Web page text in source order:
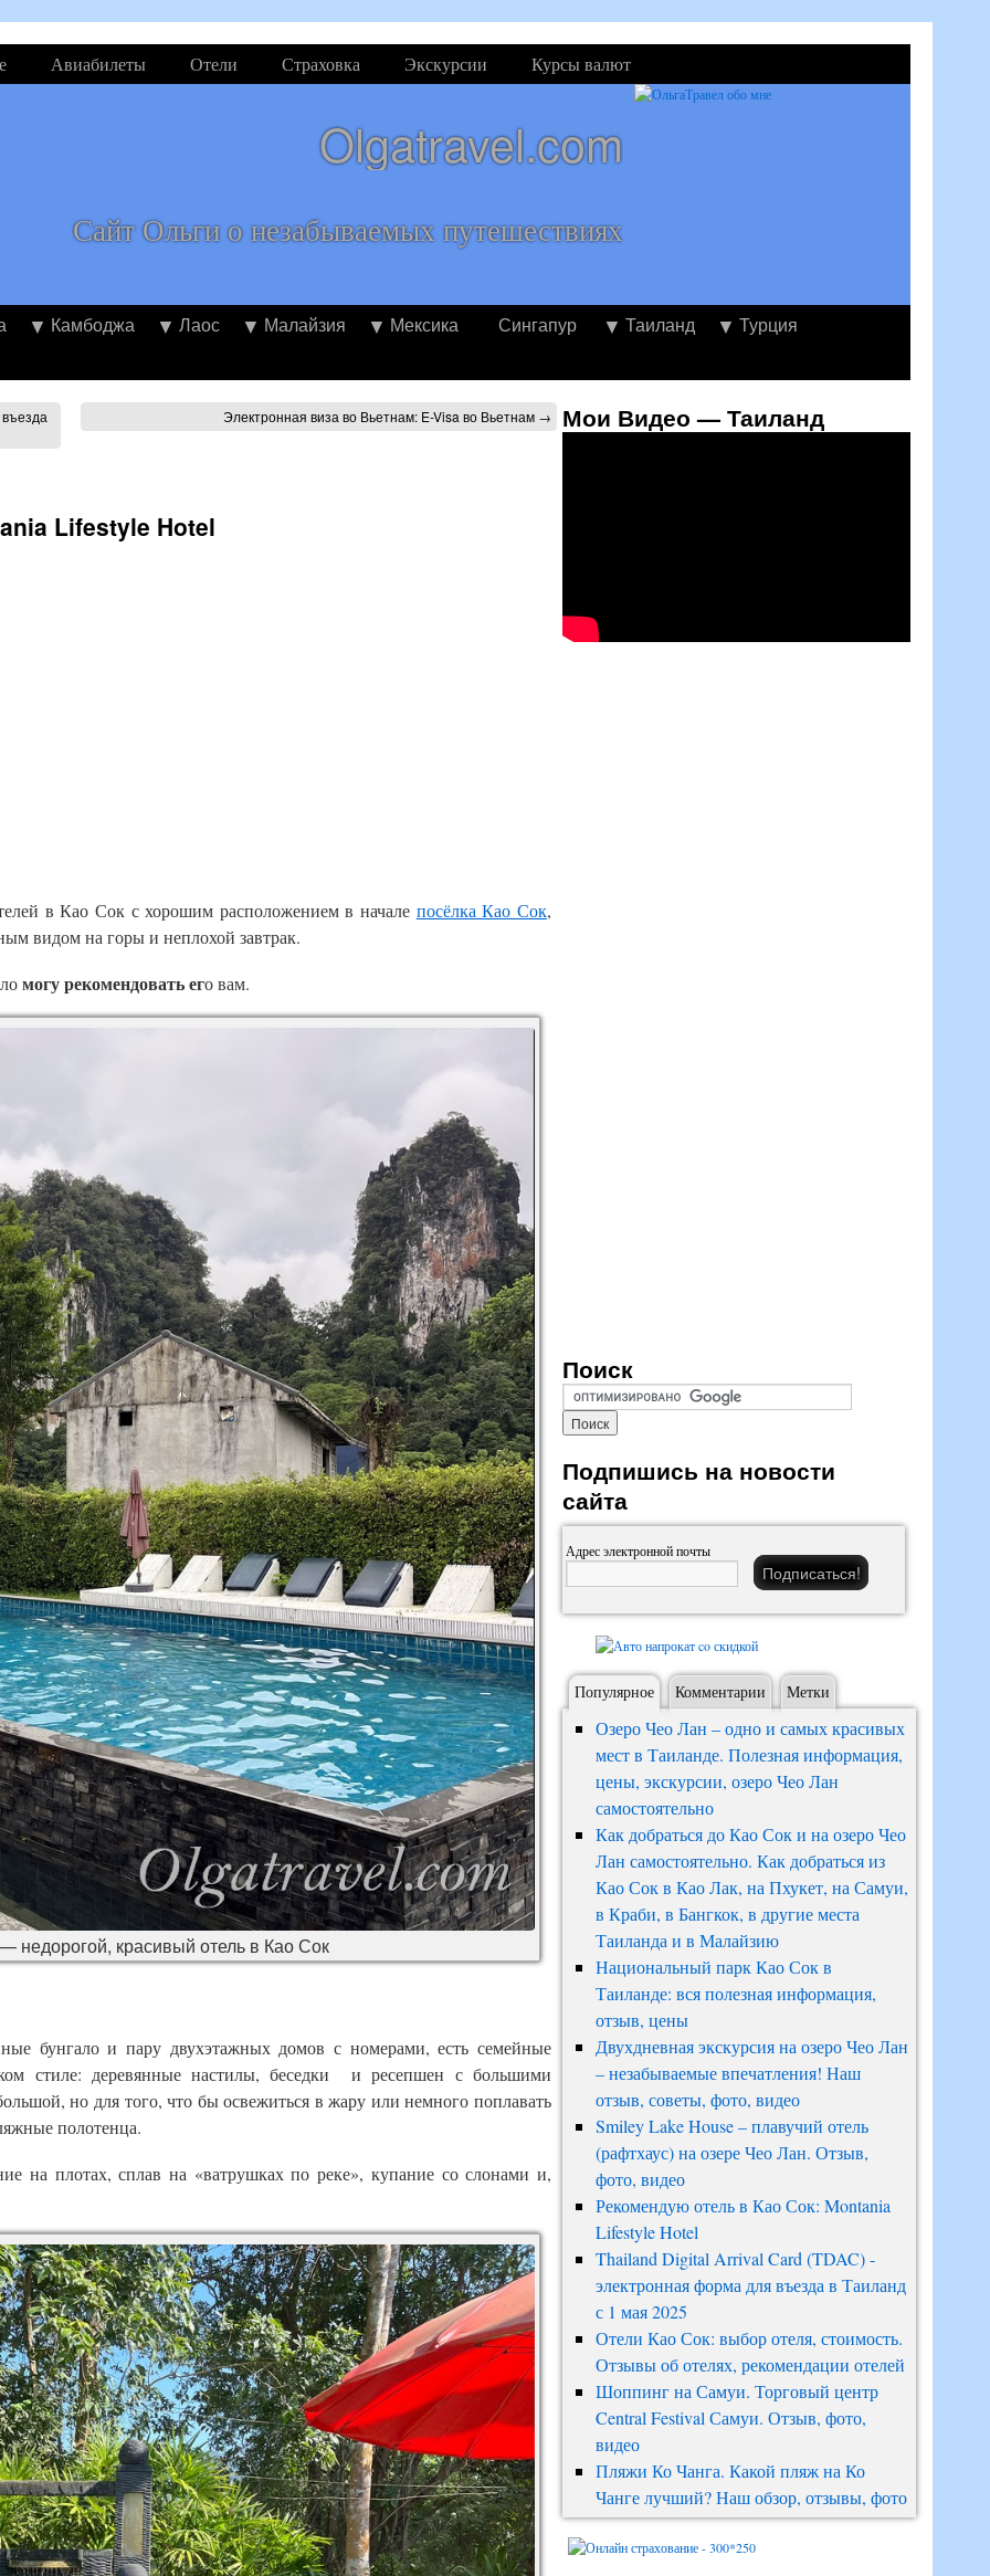
Авиабилеты Отели Страховка Экскурсии Курсы валют
Olgatravel.com
Сайт Ольги о незабываемых путешествиях
Камбоджа Лаос Малайзия Мексика Сингапур Таиланд Турция
Электронная виза во Вьетнам: E-Visa во Вьетнам →
Lifestyle Hotel
в Као Сок с хорошим расположением в начале посёлка Као Сок,
видом на горы и неплохой завтрак.
могу рекомендовать его вам.
недорогой, красивый отель в Као Сок
бунгало и пару двухэтажных домов с номерами, есть семейные
стиле: деревянные настилы, беседки и ресепшен с большими
но для того, что бы освежиться в жару или немного поплавать
полотенца.
на плотах, сплав на «ватрушках по реке», купание со слонами и,
Мои Видео — Таиланд
Поиск
Подпишись на новости
сайта
Адрес электронной почты
Популярное Комментарии Метки
Озеро Чео Лан – одно и самых красивых
мест в Таиланде. Полезная информация,
цены, экскурсии, озеро Чео Лан
самостоятельно
Как добраться до Као Сок и на озеро Чео
Лан самостоятельно. Как добраться из
Као Сок в Као Лак, на Пхукет, на Самуи,
в Краби, в Бангкок, в другие места
Таиланда и в Малайзию
Национальный парк Као Сок в
Таиланде: вся полезная информация,
отзыв, цены
Двухдневная экскурсия на озеро Чео Лан
– незабываемые впечатления! Наш
отзыв, советы, фото, видео
Smiley Lake House – плавучий отель
(рафтхаус) на озере Чео Лан. Отзыв,
фото, видео
Рекомендую отель в Као Сок: Montania
Lifestyle Hotel
Thailand Digital Arrival Card (TDAC) -
электронная форма для въезда в Таиланд
с 1 мая 2025
Отели Као Сок: выбор отеля, стоимость.
Отзывы об отелях, рекомендации отелей
Шоппинг на Самуи. Торговый центр
Central Festival Самуи. Отзыв, фото,
видео
Пляжи Ко Чанга. Какой пляж на Ко
Чанге лучший? Наш обзор, отзывы, фото